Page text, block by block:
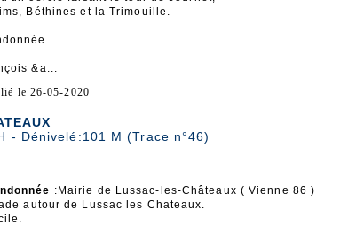
Béthines et la Trimouille.
&a...
le 26-05-2020
- Dénivelé:101 M (Trace n°46)
:Mairie de Lussac-les-Châteaux ( Vienne 86 )
autour de Lussac les Chateaux.